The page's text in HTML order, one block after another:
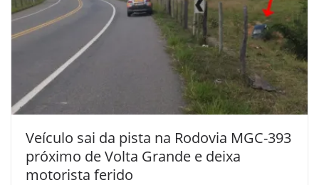
Veículo sai da pista na Rodovia MGC-393
próximo de Volta Grande e deixa
motorista ferido